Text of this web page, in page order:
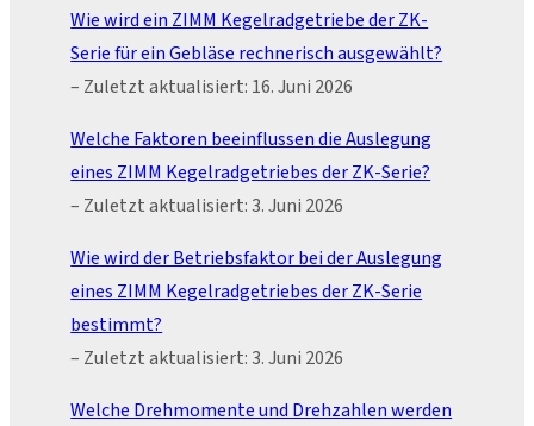
Wie wird ein ZIMM Kegelradgetriebe der ZK-
Serie für ein Gebläse rechnerisch ausgewählt?
– Zuletzt aktualisiert: 16. Juni 2026
Welche Faktoren beeinflussen die Auslegung
eines ZIMM Kegelradgetriebes der ZK-Serie?
– Zuletzt aktualisiert: 3. Juni 2026
Wie wird der Betriebsfaktor bei der Auslegung
eines ZIMM Kegelradgetriebes der ZK-Serie
bestimmt?
– Zuletzt aktualisiert: 3. Juni 2026
Welche Drehmomente und Drehzahlen werden